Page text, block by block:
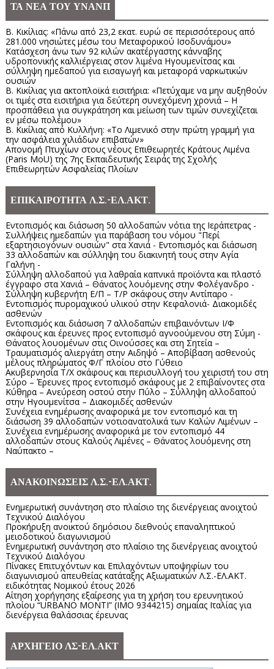
ΤΑ ΝΕΑ ΤΟΥ ΥΝΑΝΠ
Β. Κικίλιας: «Πάνω από 23,2 εκατ. ευρώ σε περισσότερους από
281.000 νησιώτες μέσω του Μεταφορικού Ισοδυνάμου»
Κατάσχεση άνω των 92 κιλών ακατέργαστης κάνναβης
υδροπονικής καλλιέργειας στον λιμένα Ηγουμενίτσας και
σύλληψη ημεδαπού για εισαγωγή και μεταφορά ναρκωτικών
ουσιών
Β. Κικίλιας για ακτοπλοϊκά εισιτήρια: «Πετύχαμε να μην αυξηθούν
οι τιμές στα εισιτήρια για δεύτερη συνεχόμενη χρονιά – Η
προσπάθεια για συγκράτηση και μείωση των τιμών συνεχίζεται
εν μέσω πολέμου»
Β. Κικίλιας από Κυλλήνη: «Το Λιμενικό στην πρώτη γραμμή για
την ασφάλεια χιλιάδων επιβατών»
Απονομή Πτυχίων στους νέους Επιθεωρητές Κράτους Λιμένα
(Paris MoU) της 7ης Εκπαιδευτικής Σειράς της Σχολής
Επιθεωρητών Ασφαλείας Πλοίων
ΕΠΙΚΑΙΡΟΤΗΤΑ Λ.Σ.-ΕΛ.ΑΚΤ.
Εντοπισμός και διάσωση 50 αλλοδαπών νότια της Ιεράπετρας -
Συλλήψεις ημεδαπών για παράβαση του νόμου "Περί
εξαρτησιογόνων ουσιών" στα Χανιά - Εντοπισμός και διάσωση
33 αλλοδαπών και σύλληψη του διακινητή τους στην Αγία
Γαλήνη -
Σύλληψη αλλοδαπού για λαθραία καπνικά προϊόντα και πλαστό
έγγραφο στα Χανιά – Θάνατος λουόμενης στην Φολέγανδρο -
Σύλληψη κυβερνήτη Ε/Π – Τ/Ρ σκάφους στην Αντίπαρο -
Εντοπισμός πυρομαχικού υλικού στην Κεφαλονιά- Διακομιδές
ασθενών
Εντοπισμός και διάσωση 7 αλλοδαπών επιβαινόντων Ι/Φ
σκάφους και έρευνες προς εντοπισμό αγνοούμενου στη Σύμη -
Θάνατος λουομένων στις Οινούσσες και στη Σητεία –
Τραυματισμός αλιεργάτη στην Αιδηψό – Αποβίβαση ασθενούς
μέλους πληρώματος Φ/Γ πλοίου στο Γύθειο
Ακυβερνησία Τ/Χ σκάφους και περισυλλογή του χειριστή του στη
Σύρο – Έρευνες προς εντοπισμό σκάφους με 2 επιβαίνοντες στα
Κύθηρα – Ανεύρεση οστού στην Πύλο – Σύλληψη αλλοδαπού
στην Ηγουμενίτσα – Διακομιδές ασθενών
Συνέχεια ενημέρωσης αναφορικά με τον εντοπισμό και τη
διάσωση 39 αλλοδαπών νοτιοανατολικά των Καλών Λιμένων –
Συνέχεια ενημέρωσης αναφορικά με τον εντοπισμό 44
αλλοδαπών στους Καλούς Λιμένες – Θάνατος λουόμενης στη
Ναύπακτο –
ΑΝΑΚΟΙΝΩΣΕΙΣ Λ.Σ.-ΕΛ.ΑΚΤ.
Ενημερωτική συνάντηση στο πλαίσιο της διενέργειας ανοιχτού
Τεχνικού Διαλόγου
Προκήρυξη ανοικτού δημόσιου διεθνούς επαναληπτικού
μειοδοτικού διαγωνισμού
Ενημερωτική συνάντηση στο πλαίσιο της διενέργειας ανοιχτού
Τεχνικού Διαλόγου
Πίνακες Επιτυχόντων και Επιλαχόντων υποψηφίων του
διαγωνισμού απευθείας κατάταξης Αξιωματικών Λ.Σ.-ΕΛ.ΑΚΤ.
ειδικότητας Νομικού έτους 2026
Αίτηση χορήγησης εξαίρεσης για τη χρήση του ερευνητικού
πλοίου “URBANO MONTI” (IMO 9344215) σημαίας Ιταλίας για
διενέργεια θαλάσσιας έρευνας
ΑΡΧΗΓΕΙΟ ΛΣ-ΕΛ.ΑΚΤ